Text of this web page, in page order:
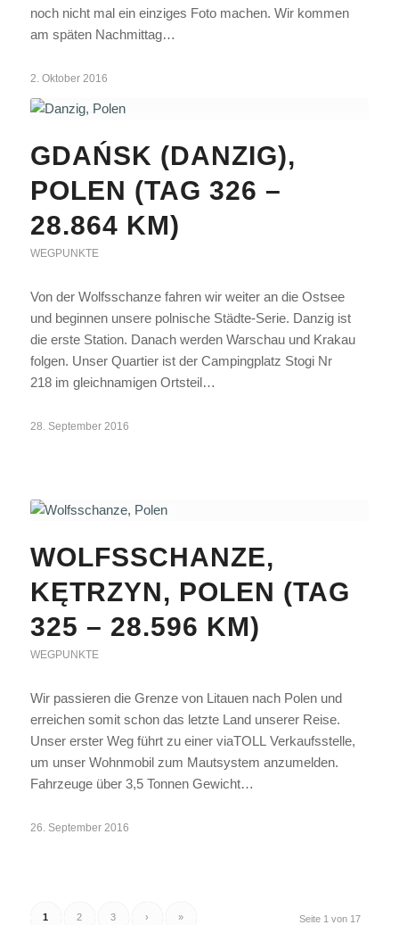
noch nicht mal ein einziges Foto machen. Wir kommen
am späten Nachmittag…
2. Oktober 2016
GDAŃSK (DANZIG),
POLEN (TAG 326 –
28.864 KM)
WEGPUNKTE
Von der Wolfsschanze fahren wir weiter an die Ostsee
und beginnen unsere polnische Städte-Serie. Danzig ist
die erste Station. Danach werden Warschau und Krakau
folgen. Unser Quartier ist der Campingplatz Stogi Nr
218 im gleichnamigen Ortsteil…
28. September 2016
WOLFSSCHANZE,
KĘTRZYN, POLEN (TAG
325 – 28.596 KM)
WEGPUNKTE
Wir passieren die Grenze von Litauen nach Polen und
erreichen somit schon das letzte Land unserer Reise.
Unser erster Weg führt zu einer viaTOLL Verkaufsstelle,
um unser Wohnmobil zum Mautsystem anzumelden.
Fahrzeuge über 3,5 Tonnen Gewicht…
26. September 2016
Seite 1 von 17
1 2 3 › »